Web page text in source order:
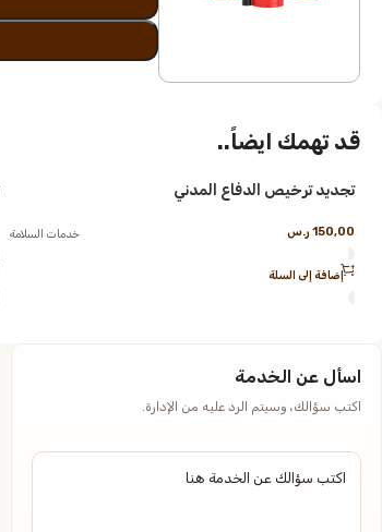
قد تهمك ايضاً..
تجديد ترخيص الدفاع المدني
خدمات السلامة 150,00 ر.س
إضافة إلى السلة
اسأل عن الخدمة
اكتب سؤالك، وسيتم الرد عليه من الإدارة.